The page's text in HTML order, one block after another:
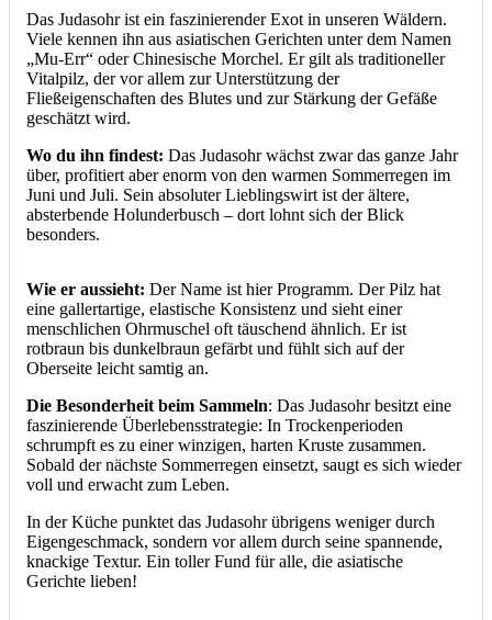
Das Judasohr ist ein faszinierender Exot in unseren Wäldern.
Viele kennen ihn aus asiatischen Gerichten unter dem Namen
„Mu-Err“ oder Chinesische Morchel. Er gilt als traditioneller
Vitalpilz, der vor allem zur Unterstützung der
Fließeigenschaften des Blutes und zur Stärkung der Gefäße
geschätzt wird.
Wo du ihn findest: Das Judasohr wächst zwar das ganze Jahr
über, profitiert aber enorm von den warmen Sommerregen im
Juni und Juli. Sein absoluter Lieblingswirt ist der ältere,
absterbende Holunderbusch – dort lohnt sich der Blick
besonders.
Wie er aussieht: Der Name ist hier Programm. Der Pilz hat
eine gallertartige, elastische Konsistenz und sieht einer
menschlichen Ohrmuschel oft täuschend ähnlich. Er ist
rotbraun bis dunkelbraun gefärbt und fühlt sich auf der
Oberseite leicht samtig an.
Die Besonderheit beim Sammeln: Das Judasohr besitzt eine
faszinierende Überlebensstrategie: In Trockenperioden
schrumpft es zu einer winzigen, harten Kruste zusammen.
Sobald der nächste Sommerregen einsetzt, saugt es sich wieder
voll und erwacht zum Leben.
In der Küche punktet das Judasohr übrigens weniger durch
Eigengeschmack, sondern vor allem durch seine spannende,
knackige Textur. Ein toller Fund für alle, die asiatische
Gerichte lieben!